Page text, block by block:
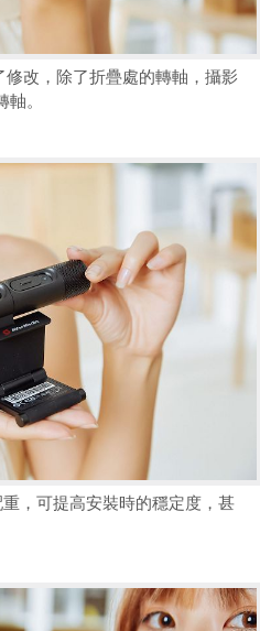
修改，除了折疊處的轉軸，攝影
。
，可提高安裝時的穩定度，甚